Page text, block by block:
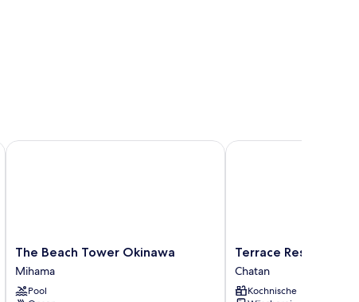
The
Beach
Tower
Okinawa
The Beach Tower Okinawa
Mihama
Pool
The Beach Tower Okinawa
Terrace
Resort
Mihama
Chatan
Terrace Resort
Chatan
Kochnische
Terrace Resort Mihama